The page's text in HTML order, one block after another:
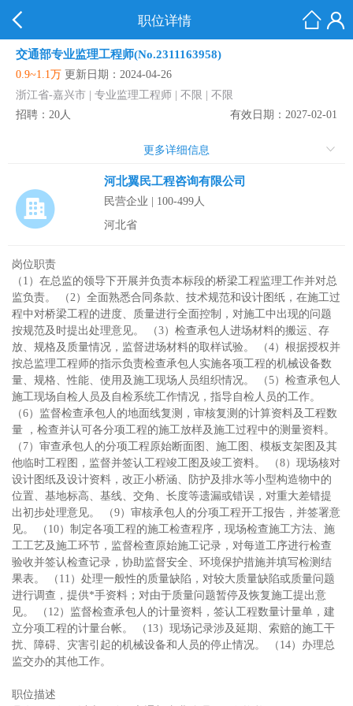
职位详情
交通部专业监理工程师(No.2311163958)
0.9~1.1万 更新日期：2024-04-26
浙江省-嘉兴市 | 专业监理工程师 | 不限 | 不限
招聘：20人
有效日期：2027-02-01
更多详细信息
河北翼民工程咨询有限公司
民营企业 | 100-499人
河北省
岗位职责
（1）在总监的领导下开展并负责本标段的桥梁工程监理工作并对总
监负责。 （2）全面熟悉合同条款、技术规范和设计图纸，在施工过
程中对桥梁工程的进度、质量进行全面控制，对施工中出现的问题
按规范及时提出处理意见。 （3）检查承包人进场材料的搬运、存
放、规格及质量情况，监督进场材料的取样试验。 （4）根据授权并
按总监理工程师的指示负责检查承包人实施各项工程的机械设备数
量、规格、性能、使用及施工现场人员组织情况。 （5）检查承包人
施工现场自检人员及自检系统工作情况，指导自检人员的工作。
（6）监督检查承包人的地面线复测，审核复测的计算资料及工程数
量 ，检查并认可各分项工程的施工放样及施工过程中的测量资料。
（7）审查承包人的分项工程原始断面图、施工图、模板支架图及其
他临时工程图，监督并签认工程竣工图及竣工资料。 （8）现场核对
设计图纸及设计资料，改正小桥涵、防护及排水等小型构造物中的
位置、基地标高、基线、交角、长度等遗漏或错误，对重大差错提
出初步处理意见。 （9）审核承包人的分项工程开工报告，并签署意
见。 （10）制定各项工程的施工检查程序，现场检查施工方法、施
工工艺及施工环节，监督检查原始施工记录，对每道工序进行检查
验收并签认检查记录，协助监督安全、环境保护措施并填写检测结
果表。 （11）处理一般性的质量缺陷，对较大质量缺陷或质量问题
进行调查，提供*手资料；对由于质量问题暂停及恢复施工提出意
见。 （12）监督检查承包人的计量资料，签认工程数量计量单，建
立分项工程的计量台帐。 （13）现场记录涉及延期、索赔的施工干
扰、障碍、灾害引起的机械设备和人员的停止情况。 （14）办理总
监交办的其他工作。
职位描述